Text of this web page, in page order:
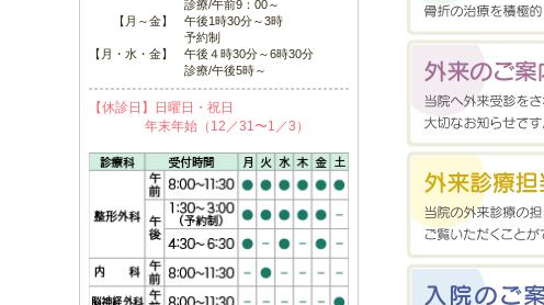
診療/午前9：00～
【月～金】
午後1時30分～3時
予約制
【月・水・金】
午後４時30分～6時30分
診療/午後5時～
【休診日】日曜日・祝日
年末年始（12／31〜1／3）